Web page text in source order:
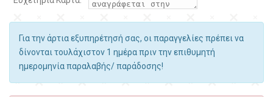
Για την άρτια εξυπηρέτησή σας, οι παραγγελίες πρέπει να
δίνονται τουλάχιστον 1 ημέρα πριν την επιθυμητή
ημερομηνία παραλαβής/ παράδοσης!